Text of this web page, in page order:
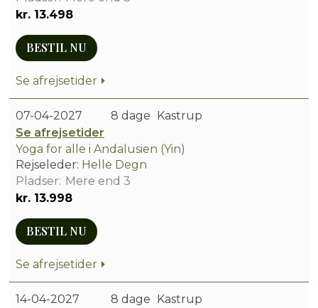
kr. 13.498
BESTIL NU
Se afrejsetider
07-04-2027
Se afrejsetider
8 dage Kastrup
Yoga for alle i Andalusien (Yin)
Rejseleder: Helle Degn
Mere end 3
kr. 13.998
BESTIL NU
Se afrejsetider
14-04-2027
8 dage Kastrup